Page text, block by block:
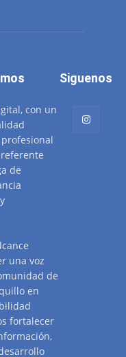
con un
de
una voz
de
en
fortalecer
Siguenos